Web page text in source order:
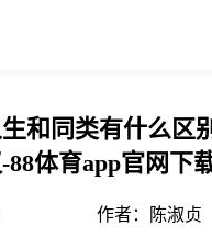
和同类有什么区
88体育app官网下
作者：
陈淑贞